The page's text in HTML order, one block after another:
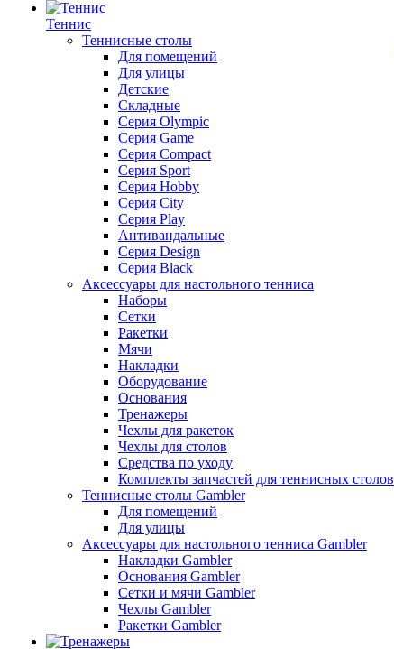
Теннис
Теннисные столы
Для помещений
Для улицы
Детские
Складные
Серия Olympic
Серия Game
Серия Compact
Серия Sport
Серия Hobby
Серия City
Серия Play
Антивандальные
Серия Design
Серия Black
Аксессуары для настольного тенниса
Наборы
Сетки
Ракетки
Мячи
Накладки
Оборудование
Основания
Тренажеры
Чехлы для ракеток
Чехлы для столов
Средства по уходу
Комплекты запчастей для теннисных столов
Теннисные столы Gambler
Для помещений
Для улицы
Аксессуары для настольного тенниса Gambler
Накладки Gambler
Основания Gambler
Сетки и мячи Gambler
Чехлы Gambler
Ракетки Gambler